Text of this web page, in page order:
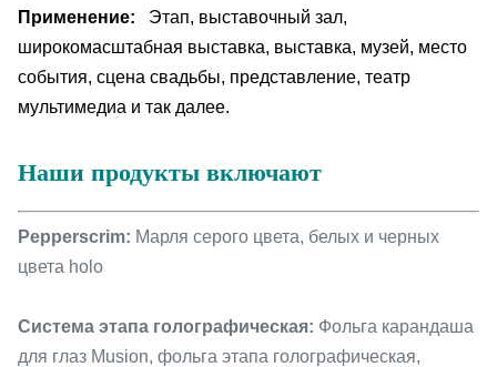
Применение: Этап, выставочный зал,
широкомасштабная выставка, выставка, музей, место
события, сцена свадьбы, представление, театр
мультимедиа и так далее.
Наши продукты включают
Pepperscrim: Марля серого цвета, белых и черных
цвета holo
Система этапа голографическая: Фольга карандаша
для глаз Musion, фольга этапа голографическая,